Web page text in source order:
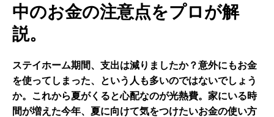
中のお金の注意点をプロが解
説。
ステイホーム期間、支出は減りましたか？意外にもお金
を使ってしまった、という人も多いのではないでしょう
か。これから夏がくると心配なのが光熱費。家にいる時
間が増えた今年、夏に向けて気をつけたいお金の使い方